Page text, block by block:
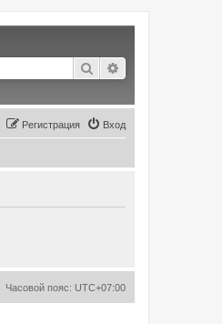
Поиск
Вход
Регистрация
Часовой пояс: UTC+07:00